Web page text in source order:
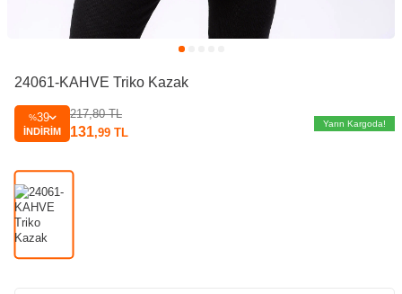
24061-KAHVE Triko Kazak
%39
İNDIRIM
217,80TL
131,99 TL
Yarın Kargoda!